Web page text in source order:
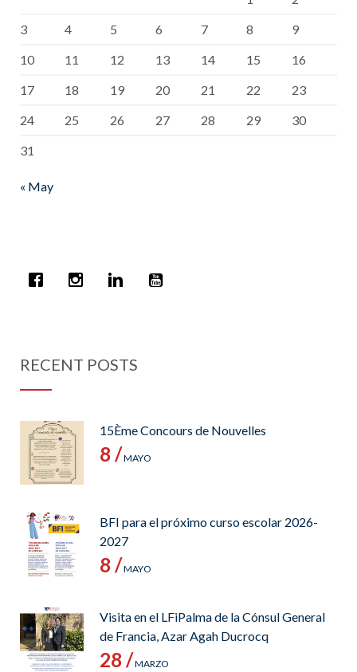
3
4 5 6 7 8
9
10
11 12 13 14 15
16
17
18 19 20 21 22
23
24
25 26 27 28 29
30
31
« May
RECENT POSTS
15Ème Concours de Nouvelles
8 /MAYO
BFI para el próximo curso escolar 2026-
2027
8 /MAYO
Visita en el LFiPalma de la Cónsul General
de Francia, Azar Agah Ducrocq
28 /MARZO